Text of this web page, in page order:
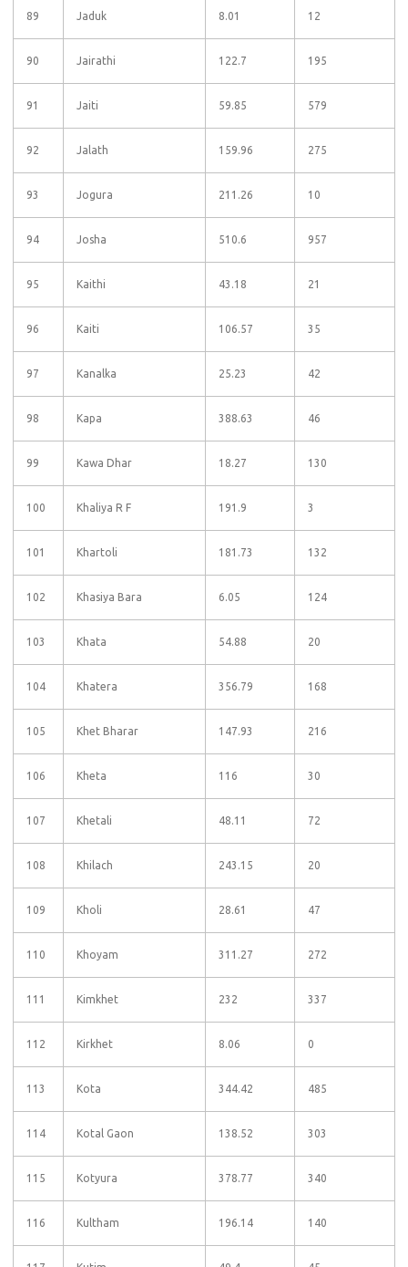
89 Jaduk 8.01 12
90 Jairathi 122.7 195
91 Jaiti 59.85 579
92 Jalath 159.96 275
93 Jogura 211.26 10
94 Josha 510.6 957
95 Kaithi 43.18 21
96 Kaiti 106.57 35
97 Kanalka 25.23 42
98 Kapa 388.63 46
99 Kawa Dhar 18.27 130
100 Khaliya R F 191.9 3
101 Khartoli 181.73 132
102 Khasiya Bara 6.05 124
103 Khata 54.88 20
104 Khatera 356.79 168
105 Khet Bharar 147.93 216
106 Kheta 116 30
107 Khetali 48.11 72
108 Khilach 243.15 20
109 Kholi 28.61 47
110 Khoyam 311.27 272
111 Kimkhet 232 337
112 Kirkhet 8.06 0
113 Kota 344.42 485
114 Kotal Gaon 138.52 303
115 Kotyura 378.77 340
116 Kultham 196.14 140